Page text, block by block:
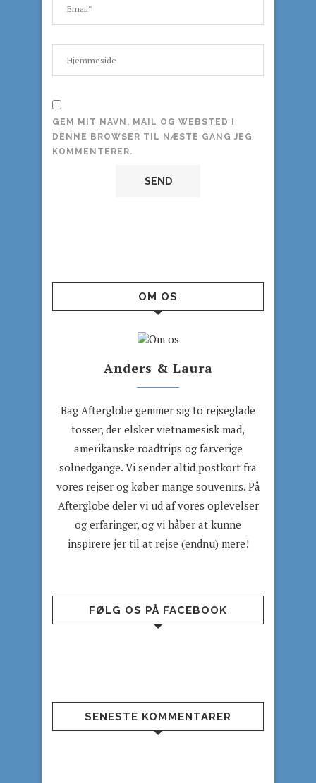
GEM MIT NAVN, MAIL OG WEBSTED I
DENNE BROWSER TIL NÆSTE GANG JEG
KOMMENTERER.
OM OS
Anders & Laura
Bag Afterglobe gemmer sig to rejseglade
tosser, der elsker vietnamesisk mad,
amerikanske roadtrips og farverige
solnedgange. Vi sender altid postkort fra
vores rejser og køber mange souvenirs. På
Afterglobe deler vi ud af vores oplevelser
og erfaringer, og vi håber at kunne
inspirere jer til at rejse (endnu) mere!
FØLG OS PÅ FACEBOOK
SENESTE KOMMENTARER